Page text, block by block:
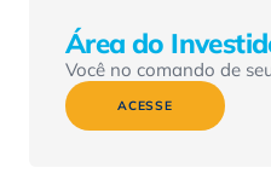
Área do
Você no comando de
ACESSE